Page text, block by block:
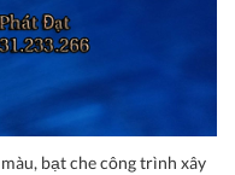
bạt che công trình xây